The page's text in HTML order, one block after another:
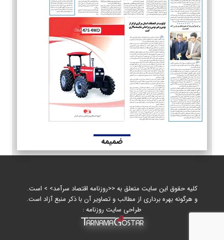
ضمیمه
کلیه حقوق این سایت متعلق به <<روزنامه اقتصاد سرآمد> > است.
و هرگونه بهره برداری از مطالب و تصاویر آن با ذکر منبع آزاد است.
طراحی سایت روزنامه :